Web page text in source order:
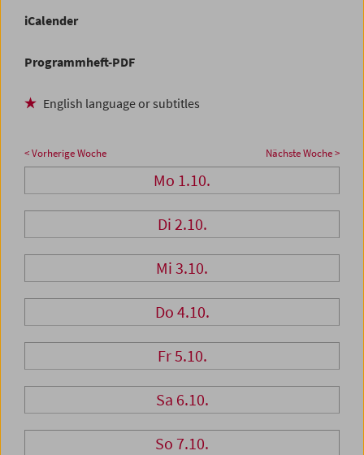
iCalender
Programmheft-PDF
English language or subtitles
< Vorherige Woche Nächste Woche >
Mo 1.10.
Di 2.10.
Mi 3.10.
Do 4.10.
Fr 5.10.
Sa 6.10.
So 7.10.